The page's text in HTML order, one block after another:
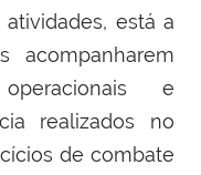
está a
acompanharem
e
realizados no
de combate